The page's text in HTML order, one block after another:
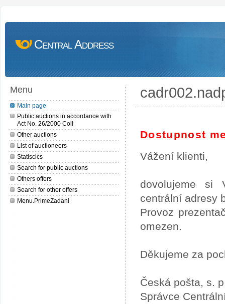
Central Address
Menu
Main page
Public auctions in accordance with
Act No. 26/2000 Coll
Other auctions
List of auctioneers
Statiscics
Search for public auctions
Others offers
Search for other offers
Menu.PrimeZadani
Dostupnost
Vážení klienti,
dovolujeme si
centrální adresy
Provoz
omezen.
Děkujeme za
Česká pošta, s.
Správce